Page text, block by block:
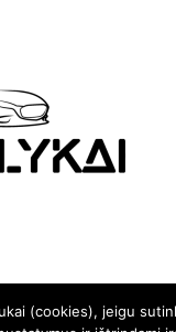
(cookies), jeigu